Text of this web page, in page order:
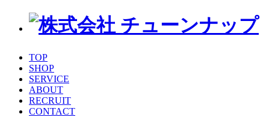
TOP
SHOP
SERVICE
ABOUT
RECRUIT
CONTACT